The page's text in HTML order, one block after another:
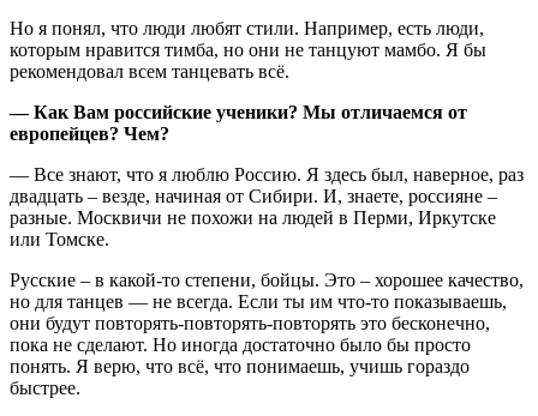
Но я понял, что люди любят стили. Например, есть люди,
которым нравится тимба, но они не танцуют мамбо. Я бы
рекомендовал всем танцевать всё.
— Как Вам российские ученики? Мы отличаемся от
европейцев? Чем?
— Все знают, что я люблю Россию. Я здесь был, наверное, раз
двадцать – везде, начиная от Сибири. И, знаете, россияне –
разные. Москвичи не похожи на людей в Перми, Иркутске
или Томске.
Русские – в какой-то степени, бойцы. Это – хорошее качество,
но для танцев — не всегда. Если ты им что-то показываешь,
они будут повторять-повторять-повторять это бесконечно,
пока не сделают. Но иногда достаточно было бы просто
понять. Я верю, что всё, что понимаешь, учишь гораздо
быстрее.